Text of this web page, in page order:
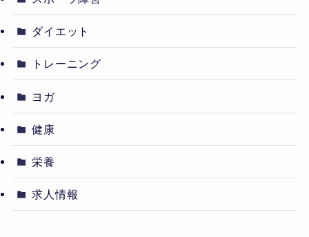
ダイエット
トレーニング
ヨガ
健康
栄養
求人情報